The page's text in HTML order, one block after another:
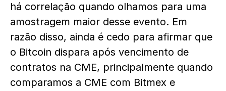
há correlação quando olhamos para uma
amostragem maior desse evento. Em
razão disso, ainda é cedo para afirmar que
o Bitcoin dispara após vencimento de
contratos na CME, principalmente quando
comparamos a CME com Bitmex e